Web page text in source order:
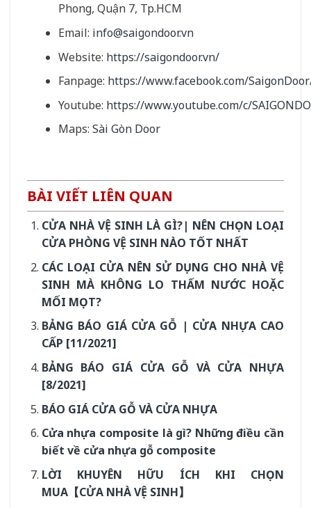
Phong, Quận 7, Tp.HCM
Email: info@saigondoor.vn
Website: https://saigondoor.vn/
Fanpage: https://www.facebook.com/
Youtube: https://www.youtube.com/c/
Maps: Sài Gòn Door
BÀI VIẾT LIÊN QUAN
CỬA NHÀ VỆ SINH LÀ GÌ?| NÊN CHỌN LOẠI
CỬA PHÒNG VỆ SINH NÀO TỐT NHẤT
CÁC LOẠI CỬA NÊN SỬ DỤNG CHO NHÀ VỆ
SINH MÀ KHÔNG LO THẤM NƯỚC HOẶC
MỐI MỌT?
BẢNG BÁO GIÁ CỬA GỖ | CỬA NHỰA CAO
CẤP [11/2021]
BẢNG BÁO GIÁ CỬA GỖ VÀ CỬA NHỰA
[8/2021]
BÁO GIÁ CỬA GỖ VÀ CỬA NHỰA
Cửa nhựa composite là gì? Những điều cần
biết về cửa nhựa gỗ composite
LỜI KHUYÊN HỮU ÍCH KHI CHỌN
MUA【CỬA NHÀ VỆ SINH】